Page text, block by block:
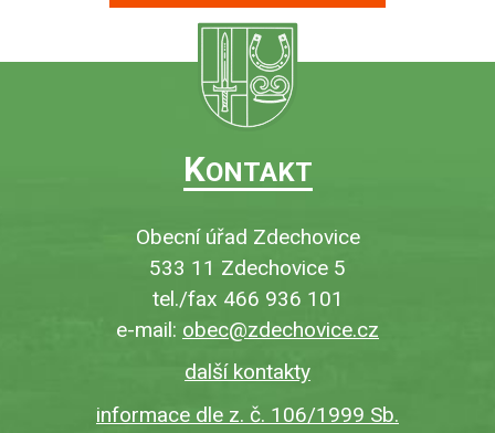
KONTAKT
Obecní úřad Zdechovice
533 11 Zdechovice 5
tel./fax 466 936 101
e-mail: obec@zdechovice.cz
další kontakty
informace dle z. č. 106/1999 Sb.